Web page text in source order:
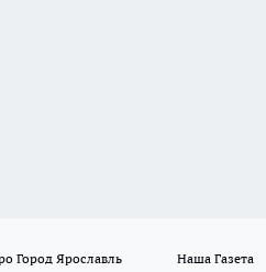
Город Ярославль Наша Газета